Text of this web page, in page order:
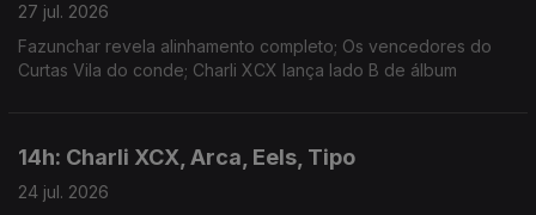
27 jul. 2026
Fazunchar revela alinhamento completo; Os vencedores do
Curtas Vila do conde; Charli XCX lança lado B de álbum
14h: Charli XCX, Arca, Eels, Tipo
24 jul. 2026